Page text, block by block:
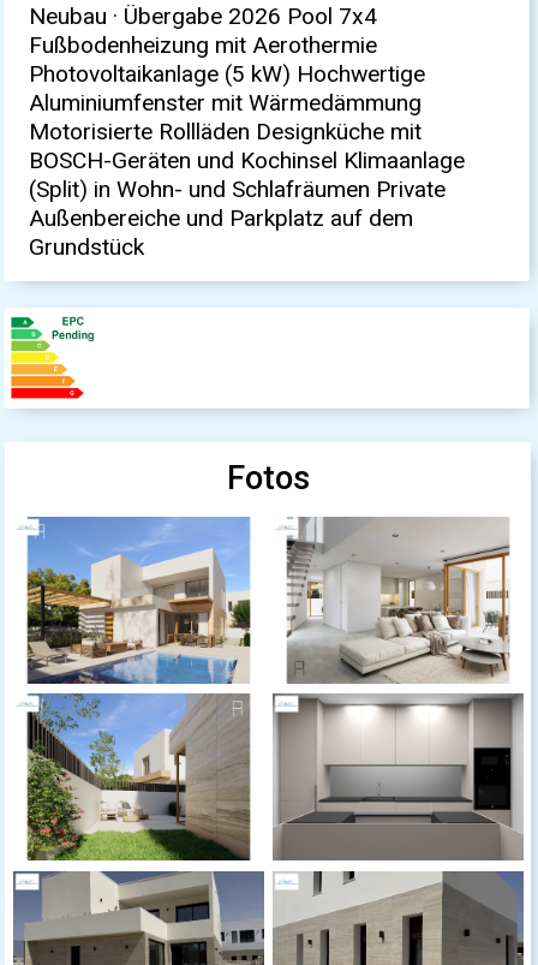
Neubau · Übergabe 2026 Pool 7x4
Fußbodenheizung mit Aerothermie
Photovoltaikanlage (5 kW) Hochwertige
Aluminiumfenster mit Wärmedämmung
Motorisierte Rollläden Designküche mit
BOSCH-Geräten und Kochinsel Klimaanlage
(Split) in Wohn- und Schlafräumen Private
Außenbereiche und Parkplatz auf dem
Grundstück
Fotos